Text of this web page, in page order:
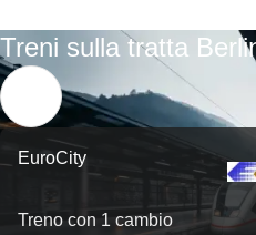
Treni sulla tratta
EuroCity
Treno con 1 cambio